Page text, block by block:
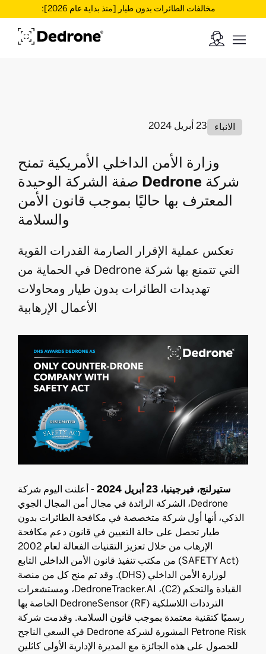
مخالفات الطائرات بدون طيار [منذ بداية عام 2026]:
الانباء 23 أبريل 2024
وزارة الأمن الداخلي الأمريكية تمنح
شركة Dedrone صفة الشركة الوحيدة
المعترف بها حاليًا بموجب قانون الأمن
والسلامة
تعكس عملية الإقرار الصارمة القدرات القوية
التي تتمتع بها شركة Dedrone في الحماية من
تهديدات الطائرات بدون طيار ومحاولات
الأعمال الإرهابية
ستيرلنج، فيرجينيا، 23 أبريل 2024 -
أعلنت اليوم شركة
Dedrone، الشركة الرائدة في مجال أمن المجال الجوي
الذكي، أنها أول شركة متخصصة في مكافحة الطائرات بدون
طيار تحصل على حالة التعيين في قانون دعم مكافحة
الإرهاب من خلال تعزيز التقنيات الفعالة لعام 2002
(SAFETY Act) من مكتب تنفيذ قانون الأمن الداخلي التابع
لوزارة الأمن الداخلي (DHS). وقد تم منح كل من منصة
القيادة والتحكم (C2)، DedroneTracker.AI، ومستشعرات
الترددات اللاسلكية DedroneSensor (RF) الخاصة بها
رسميًا كتقنية معتمدة بموجب قانون السلامة. وقدمت شركة
Petrone Risk المشورة لشركة Dedrone في السعي الناجح
للحصول على هذه الجائزة مع المديرة الإدارية الأولى كاثلين